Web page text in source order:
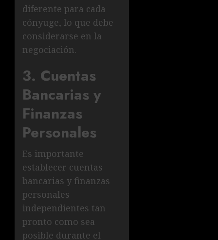
diferente para cada
cónyuge, lo que debe
considerarse en la
negociación.
3. Cuentas
Bancarias y
Finanzas
Personales
Es importante
establecer cuentas
bancarias y finanzas
personales
independientes tan
pronto como sea
posible durante el